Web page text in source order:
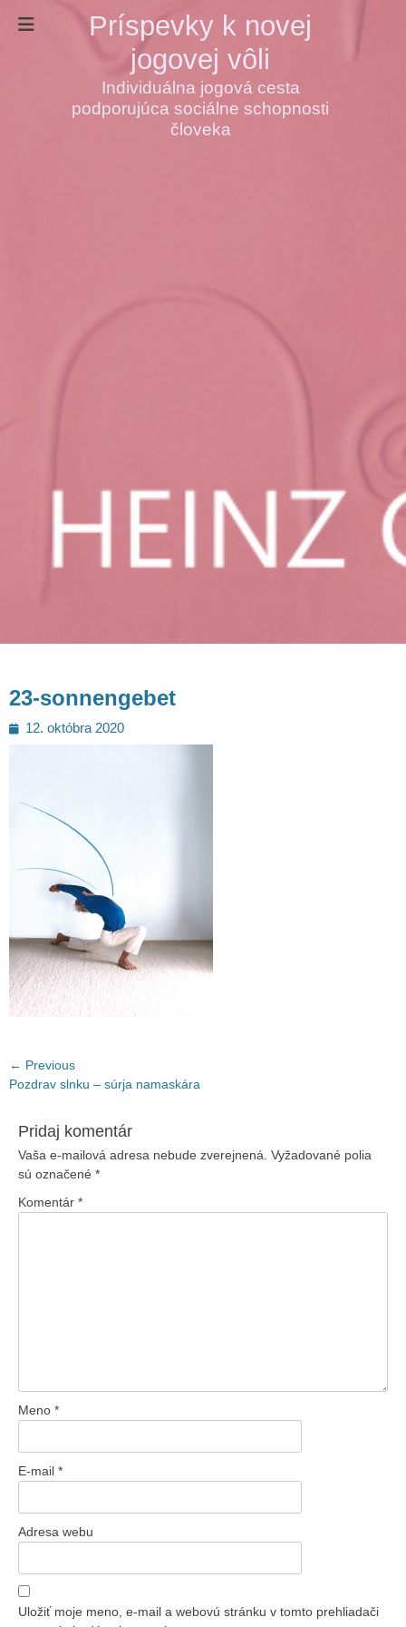
Príspevky k novej
jogovej vôli
Individuálna jogová cesta
podporujúca sociálne schopnosti
človeka
23-sonnengebet
Posted
12. októbra 2020
Navigácia
v
← Previous
Previous
Pozdrav slnku – súrja namaskára
Pridaj komentár
Vaša e-mailová adresa nebude zverejnená. Vyžadované polia
sú označené *
Komentár *
Meno *
E-mail *
Adresa webu
Uložiť moje meno, e-mail a webovú stránku v tomto prehliadači